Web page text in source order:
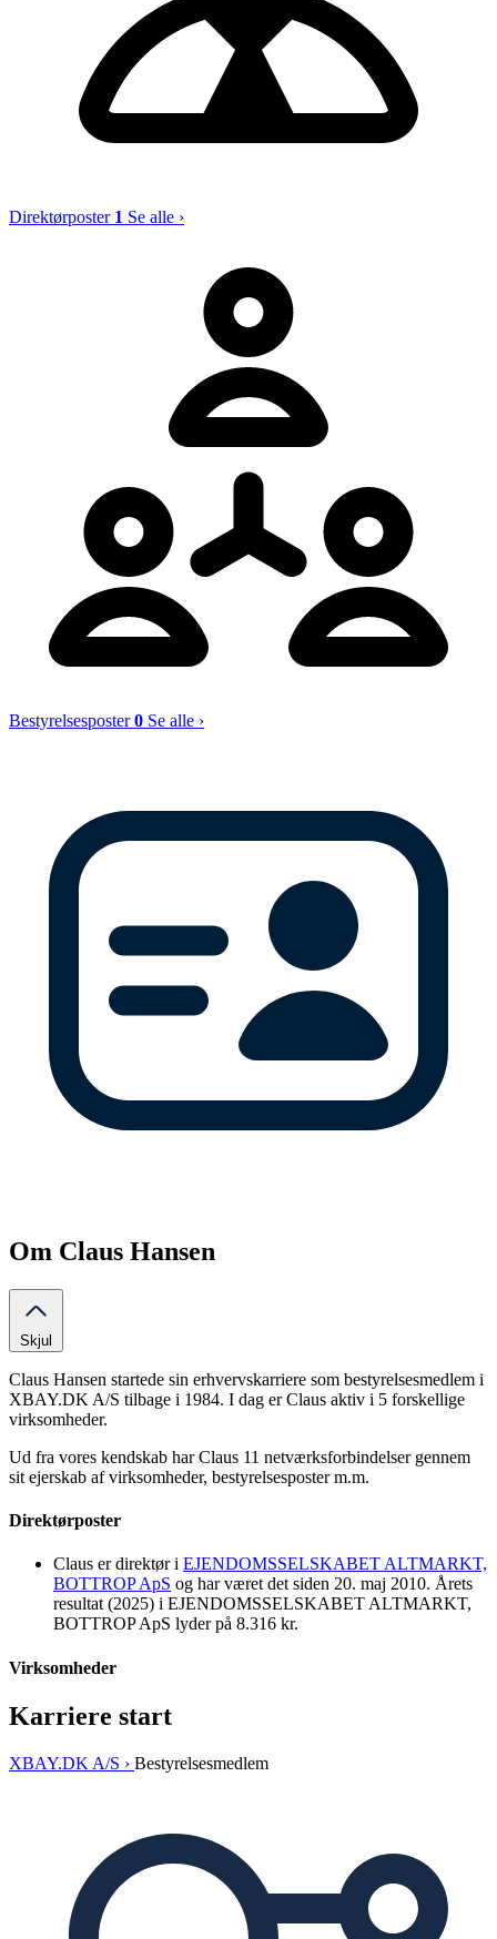
Direktørposter 1 Se alle ›
Bestyrelsesposter0 Se alle ›
Om Claus Hansen
Skjul
Claus Hansen startede sin erhvervskarriere som bestyrelsesmedlem i
XBAY.DK A/S tilbage i 1984. I dag er Claus aktiv i 5 forskellige
virksomheder.
Ud fra vores kendskab har Claus 11 netværksforbindelser gennem
sit ejerskab af virksomheder, bestyrelsesposter m.m.
Direktørposter
Claus er direktør i EJENDOMSSELSKABET ALTMARKT,
BOTTROP ApS og har været det siden 20. maj 2010. Årets
resultat (2025) i EJENDOMSSELSKABET ALTMARKT,
BOTTROP ApS lyder på 8.316 kr.
Virksomheder
Karriere start
XBAY.DK A/S › Bestyrelsesmedlem